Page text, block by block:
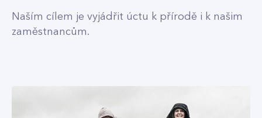
Naším cílem je vyjádřit úctu k přírodě i k našim
zaměstnancům.